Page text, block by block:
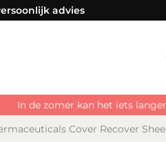
advies
In de zomer kan het iets
Cover Recover